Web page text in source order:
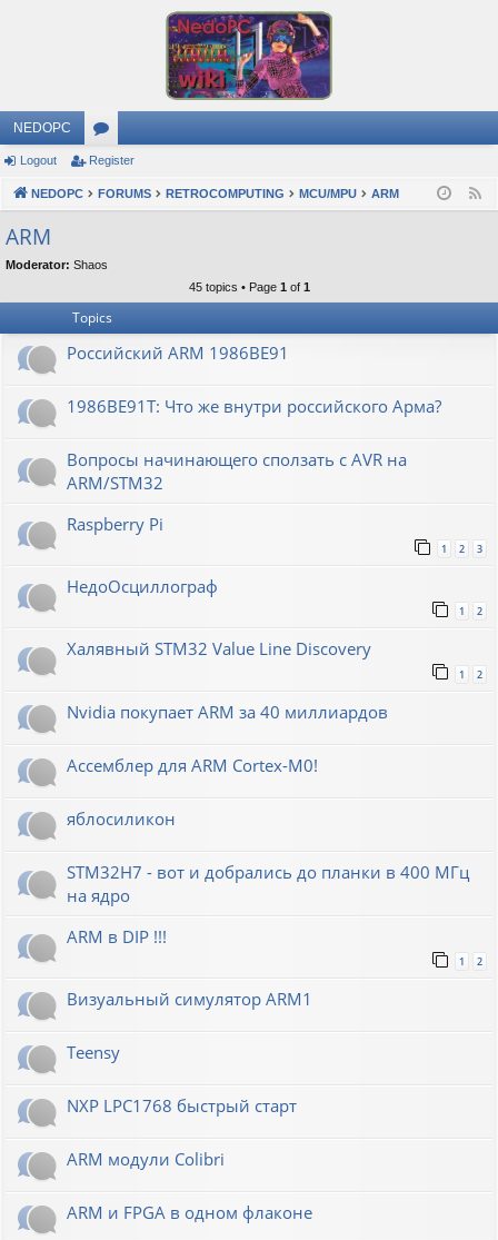
NEDOPC
or
u
s
Logout Register
NEDOPC FORUMS RETROCOMPUTING MCU/MPU ARM
ARM
Moderator: Shaos
45 topics • Page 1 of 1
Topics
Российский ARM 1986ВЕ91
1986ВЕ91Т: Что же внутри российского Арма?
Вопросы начинающего сползать с AVR на
ARM/STM32
Raspberry Pi
1 2 3
НедоОсциллограф
1 2
Халявный STM32 Value Line Discovery
1 2
Nvidia покупает ARM за 40 миллиардов
Ассемблер для ARM Cortex-M0!
яблосиликон
STM32H7 - вот и добрались до планки в 400 МГц
на ядро
ARM в DIP !!!
1 2
Визуальный симулятор ARM1
Teensy
NXP LPC1768 быстрый старт
ARM модули Colibri
ARM и FPGA в одном флаконе